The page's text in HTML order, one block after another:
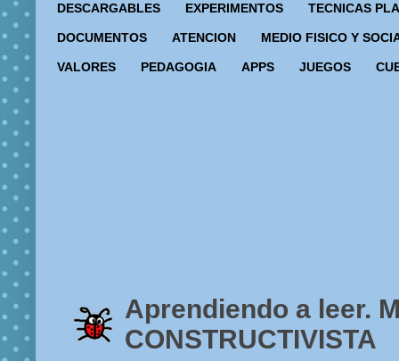
DESCARGABLES EXPERIMENTOS TECNICAS
DOCUMENTOS ATENCION MEDIO FISICO Y
VALORES PEDAGOGIA APPS JUEGOS
Aprendiendo a leer.
CONSTRUCTIVISTA